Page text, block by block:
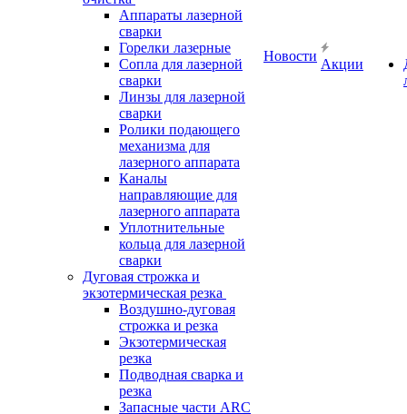
Аппараты лазерной
сварки
Горелки лазерные
Сопла для лазерной
сварки
Линзы для лазерной
сварки
Ролики подающего
механизма для
лазерного аппарата
Каналы
направляющие для
лазерного аппарата
Уплотнительные
кольца для лазерной
сварки
Дуговая строжка и
экзотермическая резка
Воздушно-дуговая
строжка и резка
Экзотермическая
резка
Подводная сварка и
резка
Запасные части ARC
Новости
Акции